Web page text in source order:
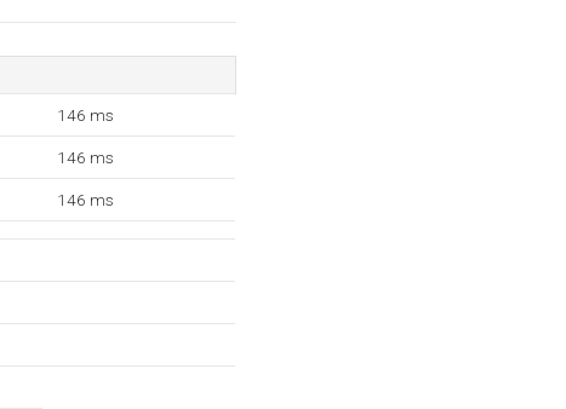
146 ms
146 ms
146 ms